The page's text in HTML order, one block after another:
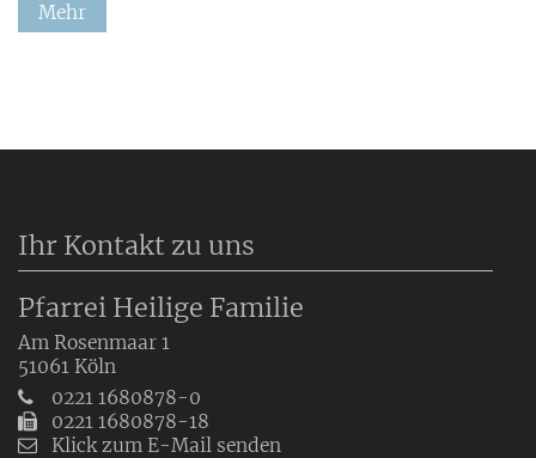
Mehr
Ihr Kontakt zu uns
Pfarrei Heilige Familie
Am Rosenmaar 1
51061 Köln
0221 1680878-0
0221 1680878-18
Klick zum E-Mail senden